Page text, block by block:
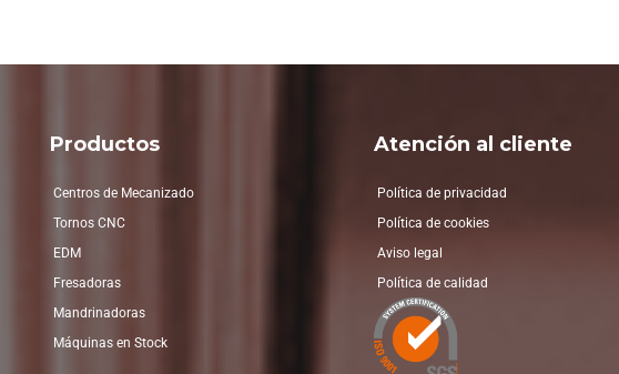
Productos
Centros de Mecanizado
Tornos CNC
EDM
Fresadoras
Mandrinadoras
Máquinas en Stock
Atención al cliente
Política de privacidad
Política de cookies
Aviso legal
Política de calidad